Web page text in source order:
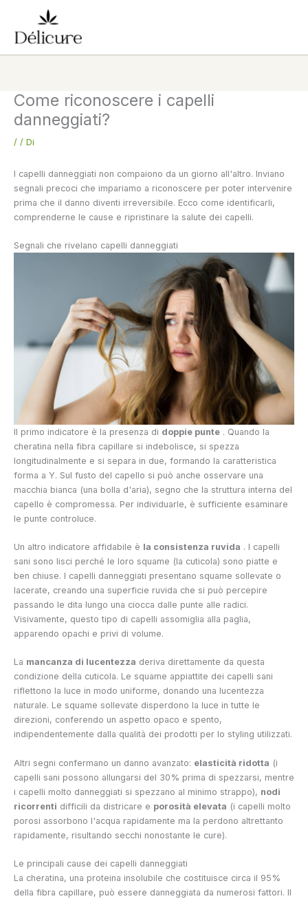
contenuto
Come riconoscere i capelli
danneggiati?
/ / Di
I capelli danneggiati non compaiono da un giorno all'altro. Inviano
segnali precoci che impariamo a riconoscere per poter intervenire
prima che il danno diventi irreversibile. Ecco come identificarli,
comprenderne le cause e ripristinare la salute dei capelli.
Segnali che rivelano capelli danneggiati
Il primo indicatore è la presenza di doppie punte . Quando la
cheratina nella fibra capillare si indebolisce, si spezza
longitudinalmente e si separa in due, formando la caratteristica
forma a Y. Sul fusto del capello si può anche osservare una
macchia bianca (una bolla d'aria), segno che la struttura interna del
capello è compromessa. Per individuarle, è sufficiente esaminare
le punte controluce.
Un altro indicatore affidabile è la consistenza ruvida . I capelli
sani sono lisci perché le loro squame (la cuticola) sono piatte e
ben chiuse. I capelli danneggiati presentano squame sollevate o
lacerate, creando una superficie ruvida che si può percepire
passando le dita lungo una ciocca dalle punte alle radici.
Visivamente, questo tipo di capelli assomiglia alla paglia,
apparendo opachi e privi di volume.
La mancanza di lucentezza deriva direttamente da questa
condizione della cuticola. Le squame appiattite dei capelli sani
riflettono la luce in modo uniforme, donando una lucentezza
naturale. Le squame sollevate disperdono la luce in tutte le
direzioni, conferendo un aspetto opaco e spento,
indipendentemente dalla qualità dei prodotti per lo styling utilizzati.
Altri segni confermano un danno avanzato: elasticità ridotta (i
capelli sani possono allungarsi del 30% prima di spezzarsi, mentre
i capelli molto danneggiati si spezzano al minimo strappo), nodi
ricorrenti difficili da districare e porosità elevata (i capelli molto
porosi assorbono l'acqua rapidamente ma la perdono altrettanto
rapidamente, risultando secchi nonostante le cure).
Le principali cause dei capelli danneggiati
La cheratina, una proteina insolubile che costituisce circa il 95%
della fibra capillare, può essere danneggiata da numerosi fattori. Il